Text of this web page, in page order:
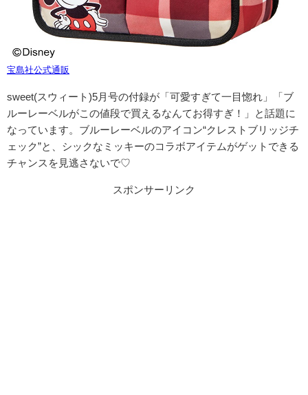
宝島社公式通販
sweet(スウィート)5月号の付録が「可愛すぎて一目惚れ」「ブ
ルーレーベルがこの値段で買えるなんてお得すぎ！」と話題に
なっています。 ブルーレーベルのアイコン“クレストブリッジチ
ェック”と、シックなミッキーのコラボアイテムがゲットできる
チャンスを見逃さないで♡
スポンサーリンク